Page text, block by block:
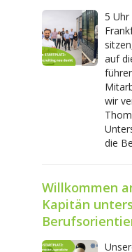
5
auf
wir
die
Willkommen
Kapitän